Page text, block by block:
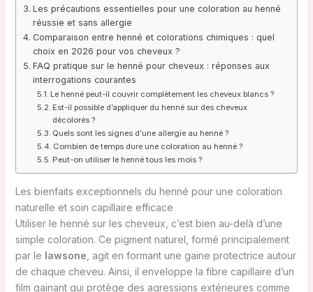
Les précautions essentielles pour une coloration au henné
réussie et sans allergie
Comparaison entre henné et colorations chimiques : quel
choix en 2026 pour vos cheveux ?
FAQ pratique sur le henné pour cheveux : réponses aux
interrogations courantes
Le henné peut-il couvrir complètement les cheveux blancs ?
Est-il possible d’appliquer du henné sur des cheveux
décolorés ?
Quels sont les signes d’une allergie au henné ?
Combien de temps dure une coloration au henné ?
Peut-on utiliser le henné tous les mois ?
Les bienfaits exceptionnels du henné pour une coloration
naturelle et soin capillaire efficace
Utiliser le henné sur les cheveux, c’est bien au-delà d’une
simple coloration. Ce pigment naturel, formé principalement
par le lawsone , agit en formant une gaine protectrice autour
de chaque cheveu. Ainsi, il enveloppe la fibre capillaire d’un
film gainant qui protège des agressions extérieures comme